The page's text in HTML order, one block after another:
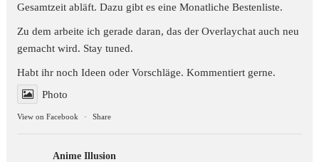
Gesamtzeit abläft. Dazu gibt es eine Monatliche Bestenliste.
Zu dem arbeite ich gerade daran, das der Overlaychat auch neu
gemacht wird. Stay tuned.
Habt ihr noch Ideen oder Vorschläge. Kommentiert gerne.
Photo
View on Facebook · Share
Anime Illusion